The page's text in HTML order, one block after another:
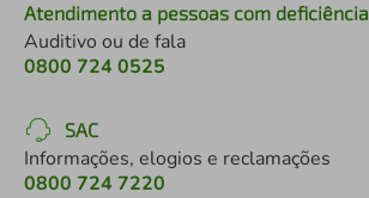
Atendimento a pessoas com deficiência
Auditivo ou de fala
0800 724 0525
SAC
Informações, elogios e reclamações
0800 724 7220